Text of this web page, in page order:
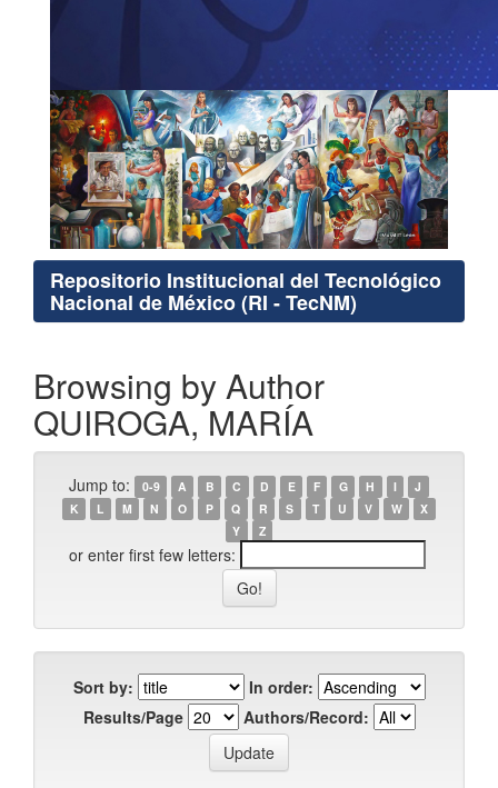
Repositorio Institucional del Tecnológico
Nacional de México (RI - TecNM)
Browsing by Author
QUIROGA, MARÍA
Jump to: 0-9 A B C D E F G H I
J
K
L M N O P Q R S T U V W
X
Y
Z
or enter first few letters:
Sort by:
In order:
Results/Page
Authors/Record: